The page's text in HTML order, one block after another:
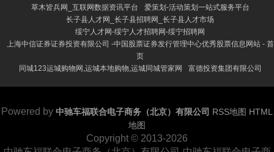
草木皆兵网_互联网数据资讯平台
爱策划-活动策划一站式服务平台
长子县人才网_长子县招聘网_长子县人才市场
绥宁人才网-绥宁人才招聘网-绥宁招聘网
上海中信证券证券投资有限公司 -中国股票证券发行管理中心优秀股票信息网站 - 首
页
同城123运城购物网,运城本地购物,运城同城管家网
富德投资集团有限公司
Powered by 中驰车福联合电子商务（北京）有限公司 RSS地图 HTML
地图
Copyright © 2013-2026